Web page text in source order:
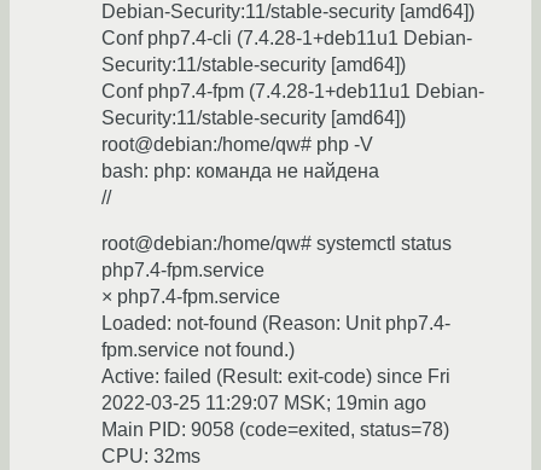
Debian-Security:11/stable-security [amd64])
Conf php7.4-cli (7.4.28-1+deb11u1 Debian-
Security:11/stable-security [amd64])
Conf php7.4-fpm (7.4.28-1+deb11u1 Debian-
Security:11/stable-security [amd64])
root@debian:/home/qw# php -V
bash: php: команда не найдена
//
root@debian:/home/qw# systemctl status
php7.4-fpm.service
× php7.4-fpm.service
Loaded: not-found (Reason: Unit php7.4-
fpm.service not found.)
Active: failed (Result: exit-code) since Fri
2022-03-25 11:29:07 MSK; 19min ago
Main PID: 9058 (code=exited, status=78)
CPU: 32ms